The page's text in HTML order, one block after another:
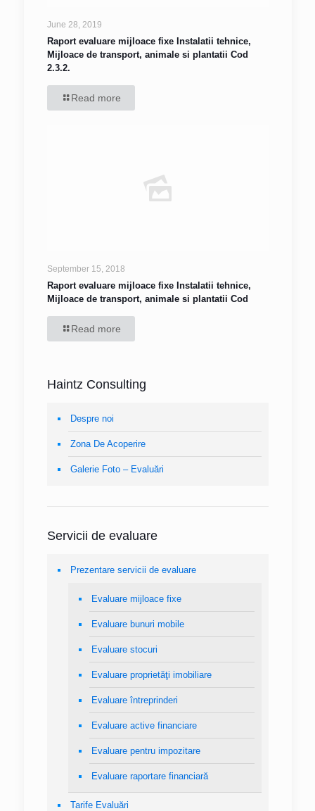
June 28, 2019
Raport evaluare mijloace fixe Instalatii tehnice,
Mijloace de transport, animale si plantatii Cod
2.3.2.
Read more
September 15, 2018
Raport evaluare mijloace fixe Instalatii tehnice,
Mijloace de transport, animale si plantatii Cod
Read more
Haintz Consulting
Despre noi
Zona De Acoperire
Galerie Foto – Evaluări
Servicii de evaluare
Prezentare servicii de evaluare
Evaluare mijloace fixe
Evaluare bunuri mobile
Evaluare stocuri
Evaluare proprietăţi imobiliare
Evaluare întreprinderi
Evaluare active financiare
Evaluare pentru impozitare
Evaluare raportare financiară
Tarife Evaluări